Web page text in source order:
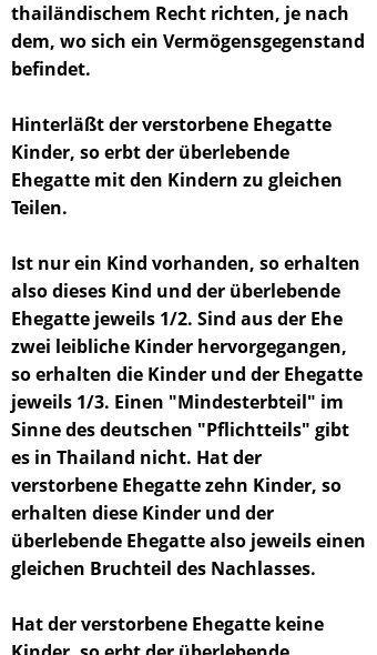
thailändischem Recht richten, je nach
dem, wo sich ein Vermögensgegenstand
befindet.
Hinterläßt der verstorbene Ehegatte
Kinder, so erbt der überlebende
Ehegatte mit den Kindern zu gleichen
Teilen.
Ist nur ein Kind vorhanden, so erhalten
also dieses Kind und der überlebende
Ehegatte jeweils 1/2. Sind aus der Ehe
zwei leibliche Kinder hervorgegangen,
so erhalten die Kinder und der Ehegatte
jeweils 1/3. Einen "Mindesterbteil" im
Sinne des deutschen "Pflichtteils" gibt
es in Thailand nicht. Hat der
verstorbene Ehegatte zehn Kinder, so
erhalten diese Kinder und der
überlebende Ehegatte also jeweils einen
gleichen Bruchteil des Nachlasses.
Hat der verstorbene Ehegatte keine